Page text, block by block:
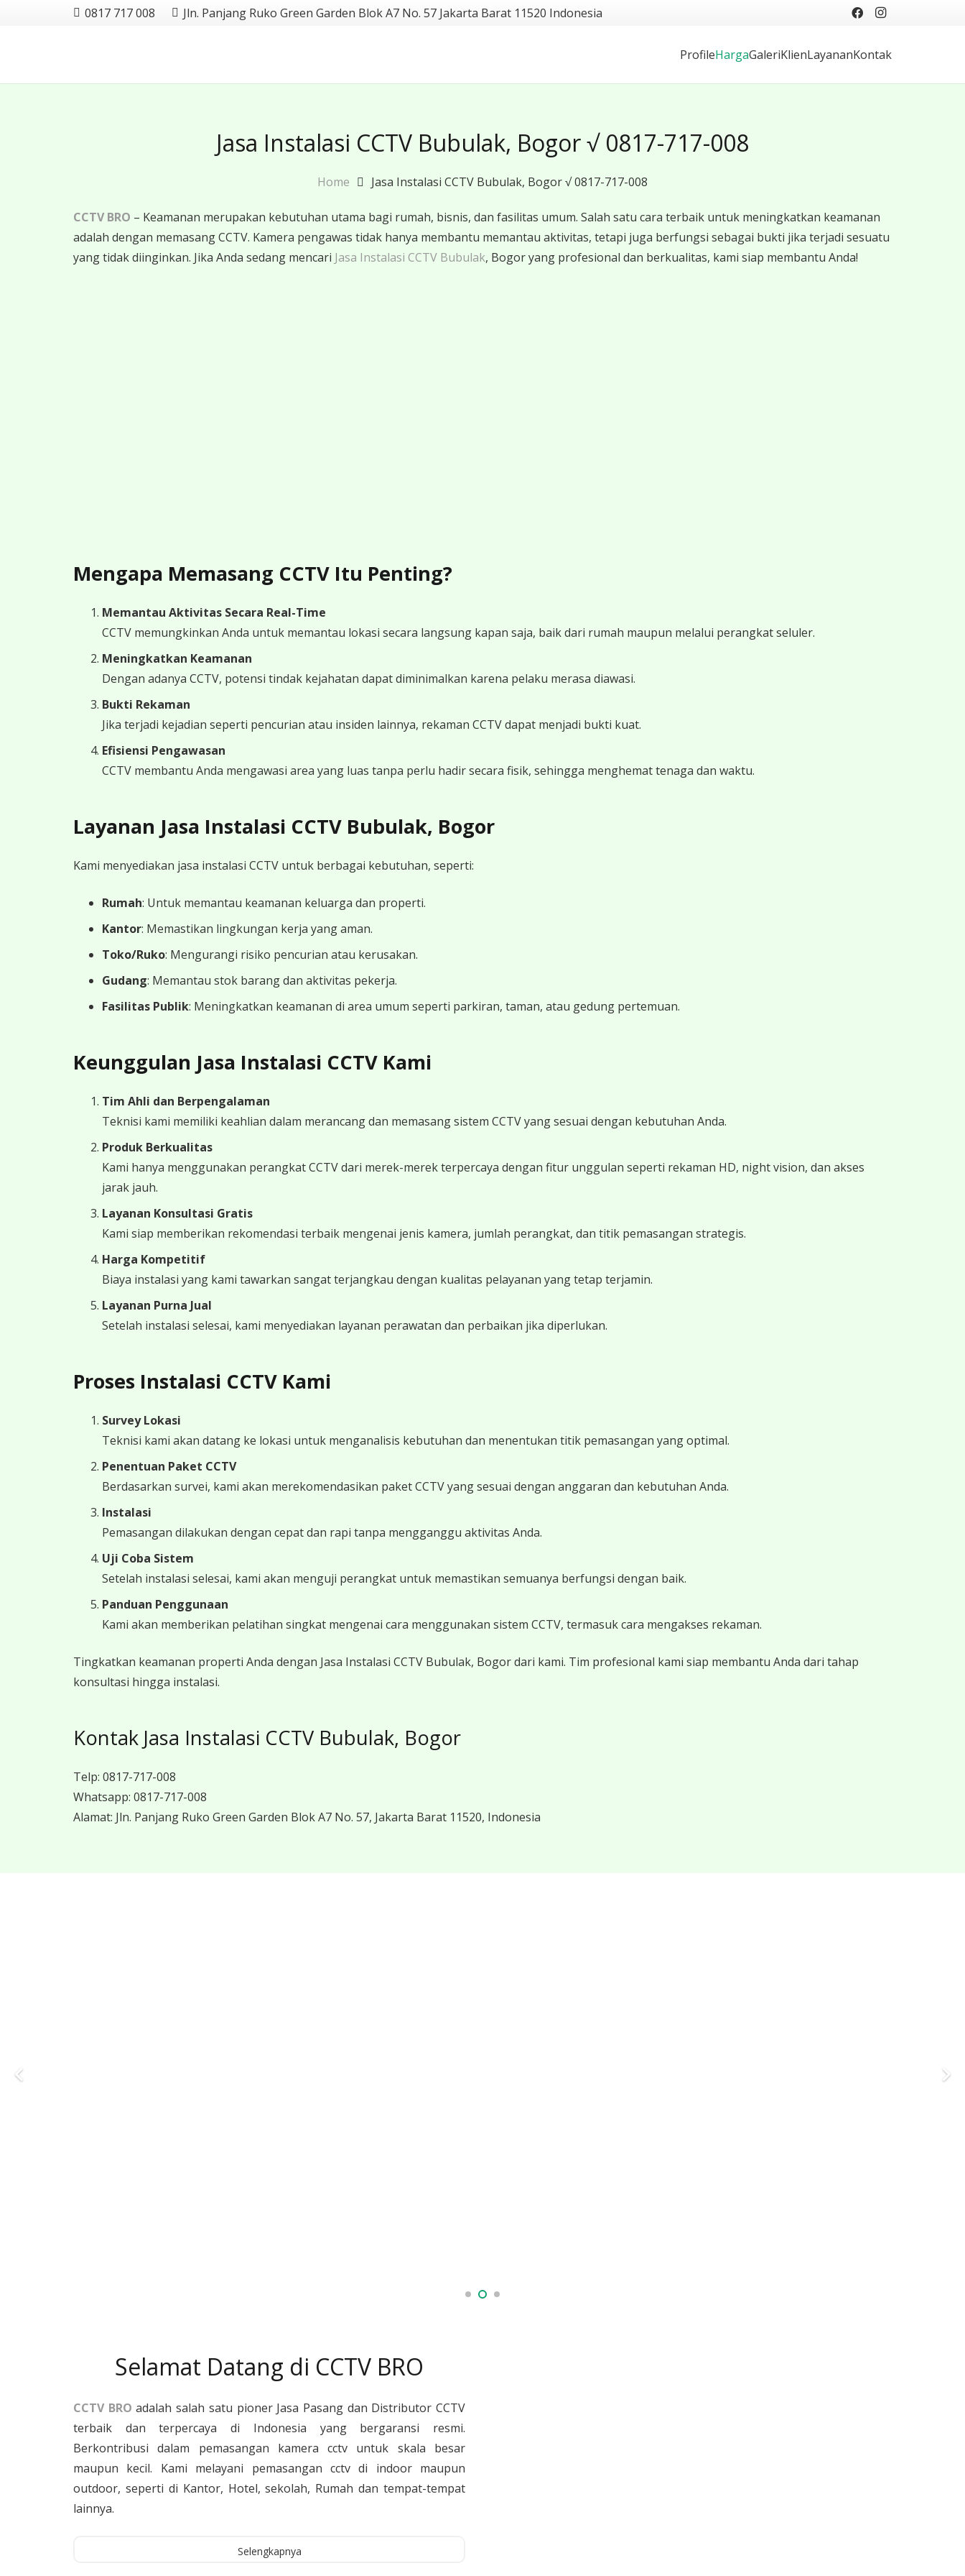
0817 717 008 Jln. Panjang Ruko Green Garden Blok A7 No. 57 Jakarta Barat 11520 Indonesia
ProfileHargaGaleriKlienLayananKontak
Jasa Instalasi CCTV Bubulak, Bogor √ 0817-717-008
Home Jasa Instalasi CCTV Bubulak, Bogor √ 0817-717-008
CCTV BRO – Keamanan merupakan kebutuhan utama bagi rumah, bisnis, dan fasilitas umum. Salah satu cara terbaik untuk meningkatkan keamanan
adalah dengan memasang CCTV. Kamera pengawas tidak hanya membantu memantau aktivitas, tetapi juga berfungsi sebagai bukti jika terjadi sesuatu
yang tidak diinginkan. Jika Anda sedang mencari Jasa Instalasi CCTV Bubulak, Bogor yang profesional dan berkualitas, kami siap membantu Anda!
Mengapa Memasang CCTV Itu Penting?
Memantau Aktivitas Secara Real-Time
CCTV memungkinkan Anda untuk memantau lokasi secara langsung kapan saja, baik dari rumah maupun melalui perangkat seluler.
Meningkatkan Keamanan
Dengan adanya CCTV, potensi tindak kejahatan dapat diminimalkan karena pelaku merasa diawasi.
Bukti Rekaman
Jika terjadi kejadian seperti pencurian atau insiden lainnya, rekaman CCTV dapat menjadi bukti kuat.
Efisiensi Pengawasan
CCTV membantu Anda mengawasi area yang luas tanpa perlu hadir secara fisik, sehingga menghemat tenaga dan waktu.
Layanan Jasa Instalasi CCTV Bubulak, Bogor
Kami menyediakan jasa instalasi CCTV untuk berbagai kebutuhan, seperti:
Rumah: Untuk memantau keamanan keluarga dan properti.
Kantor: Memastikan lingkungan kerja yang aman.
Toko/Ruko: Mengurangi risiko pencurian atau kerusakan.
Gudang: Memantau stok barang dan aktivitas pekerja.
Fasilitas Publik: Meningkatkan keamanan di area umum seperti parkiran, taman, atau gedung pertemuan.
Keunggulan Jasa Instalasi CCTV Kami
Tim Ahli dan Berpengalaman
Teknisi kami memiliki keahlian dalam merancang dan memasang sistem CCTV yang sesuai dengan kebutuhan Anda.
Produk Berkualitas
Kami hanya menggunakan perangkat CCTV dari merek-merek terpercaya dengan fitur unggulan seperti rekaman HD, night vision, dan akses
jarak jauh.
Layanan Konsultasi Gratis
Kami siap memberikan rekomendasi terbaik mengenai jenis kamera, jumlah perangkat, dan titik pemasangan strategis.
Harga Kompetitif
Biaya instalasi yang kami tawarkan sangat terjangkau dengan kualitas pelayanan yang tetap terjamin.
Layanan Purna Jual
Setelah instalasi selesai, kami menyediakan layanan perawatan dan perbaikan jika diperlukan.
Proses Instalasi CCTV Kami
Survey Lokasi
Teknisi kami akan datang ke lokasi untuk menganalisis kebutuhan dan menentukan titik pemasangan yang optimal.
Penentuan Paket CCTV
Berdasarkan survei, kami akan merekomendasikan paket CCTV yang sesuai dengan anggaran dan kebutuhan Anda.
Instalasi
Pemasangan dilakukan dengan cepat dan rapi tanpa mengganggu aktivitas Anda.
Uji Coba Sistem
Setelah instalasi selesai, kami akan menguji perangkat untuk memastikan semuanya berfungsi dengan baik.
Panduan Penggunaan
Kami akan memberikan pelatihan singkat mengenai cara menggunakan sistem CCTV, termasuk cara mengakses rekaman.
Tingkatkan keamanan properti Anda dengan Jasa Instalasi CCTV Bubulak, Bogor dari kami. Tim profesional kami siap membantu Anda dari tahap
konsultasi hingga instalasi.
Kontak Jasa Instalasi CCTV Bubulak, Bogor
Telp: 0817-717-008
Whatsapp: 0817-717-008
Alamat: Jln. Panjang Ruko Green Garden Blok A7 No. 57, Jakarta Barat 11520, Indonesia
Selamat Datang di CCTV BRO
CCTV BRO adalah salah satu pioner Jasa Pasang dan Distributor CCTV
terbaik dan terpercaya di Indonesia yang bergaransi resmi.
Berkontribusi dalam pemasangan kamera cctv untuk skala besar
maupun kecil. Kami melayani pemasangan cctv di indoor maupun
outdoor, seperti di Kantor, Hotel, sekolah, Rumah dan tempat-tempat
lainnya.
Selengkapnya